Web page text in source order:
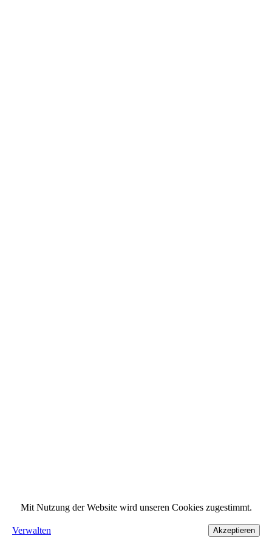
Mit Nutzung der Website wird unseren Cookies zugestimmt.
Verwalten Akzeptieren